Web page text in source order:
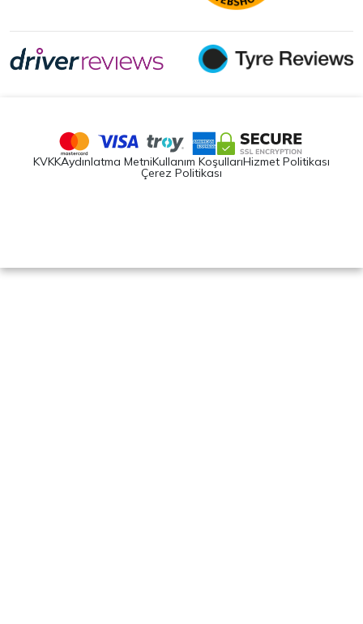
KVKKAydınlatma MetniKullanım KoşullarıHizmet Politikası
Çerez Politikası